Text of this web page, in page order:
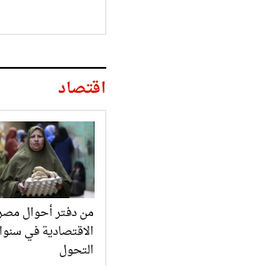
اقتصاد
من دفتر أحوال
الاقتصادية في
التحول